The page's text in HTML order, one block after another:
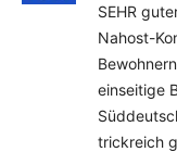
SEHR
Nahost-
einseitige
trickreich